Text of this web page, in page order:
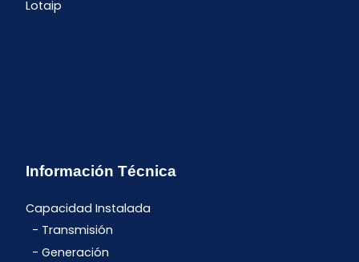
Lotaip
Información Técnica
Capacidad Instalada
Transmisión
Generación